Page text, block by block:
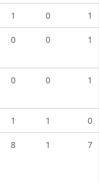
1 0 1
0 0 1
0 0 1
1 1 0
8 1 7